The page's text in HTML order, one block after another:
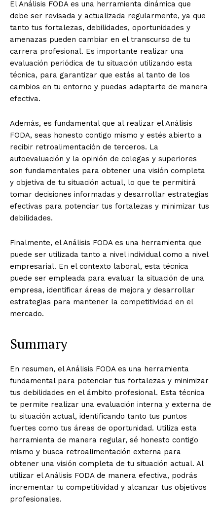
El Análisis FODA es una herramienta dinámica que
debe ser revisada y actualizada regularmente, ya que
tanto tus fortalezas, debilidades, oportunidades y
amenazas pueden cambiar en el transcurso de tu
carrera profesional. Es importante realizar una
evaluación periódica de tu situación utilizando esta
técnica, para garantizar que estás al tanto de los
cambios en tu entorno y puedas adaptarte de manera
efectiva.
Además, es fundamental que al realizar el Análisis
FODA, seas honesto contigo mismo y estés abierto a
recibir retroalimentación de terceros. La
autoevaluación y la opinión de colegas y superiores
son fundamentales para obtener una visión completa
y objetiva de tu situación actual, lo que te permitirá
tomar decisiones informadas y desarrollar estrategias
efectivas para potenciar tus fortalezas y minimizar tus
debilidades.
Finalmente, el Análisis FODA es una herramienta que
puede ser utilizada tanto a nivel individual como a nivel
empresarial. En el contexto laboral, esta técnica
puede ser empleada para evaluar la situación de una
empresa, identificar áreas de mejora y desarrollar
estrategias para mantener la competitividad en el
mercado.
Summary
En resumen, el Análisis FODA es una herramienta
fundamental para potenciar tus fortalezas y minimizar
tus debilidades en el ámbito profesional. Esta técnica
te permite realizar una evaluación interna y externa de
tu situación actual, identificando tanto tus puntos
fuertes como tus áreas de oportunidad. Utiliza esta
herramienta de manera regular, sé honesto contigo
mismo y busca retroalimentación externa para
obtener una visión completa de tu situación actual. Al
utilizar el Análisis FODA de manera efectiva, podrás
incrementar tu competitividad y alcanzar tus objetivos
profesionales.